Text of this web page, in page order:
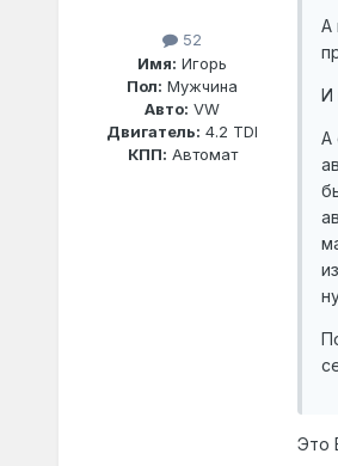
52
Имя: Игорь
Пол: Мужчина
Авто: VW
Двигатель: 4.2 TDI
КПП: Автомат
А
И
А
Это